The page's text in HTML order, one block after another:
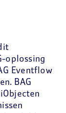
oplossing
Eventflow
BAG